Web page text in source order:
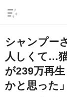
シャンプー
人しくて…
が239万再
かと思った」